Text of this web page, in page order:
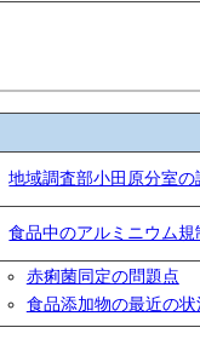
地域調査部小田原分室の
食品中のアルミニウム
赤痢菌同定の問題点
食品添加物の最近の状